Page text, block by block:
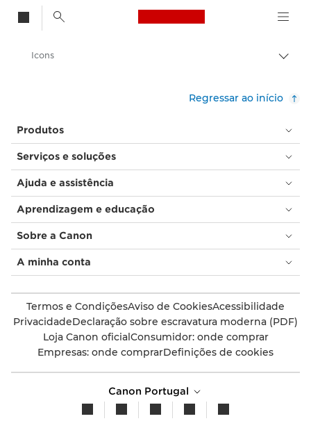
Canon Logo, back
Soluções empresariais
Icons
Regressar ao início
Produtos
Serviços e soluções
Ajuda e assistência
Aprendizagem e educação
Sobre a Canon
A minha conta
Termos e CondiçõesAviso de CookiesAcessibilidade
PrivacidadeDeclaração sobre escravatura moderna (PDF)
Loja Canon oficialConsumidor: onde comprar
Empresas: onde comprarDefinições de cookies
Canon Portugal